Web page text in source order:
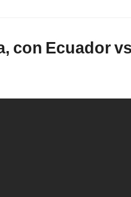
con Ecuador